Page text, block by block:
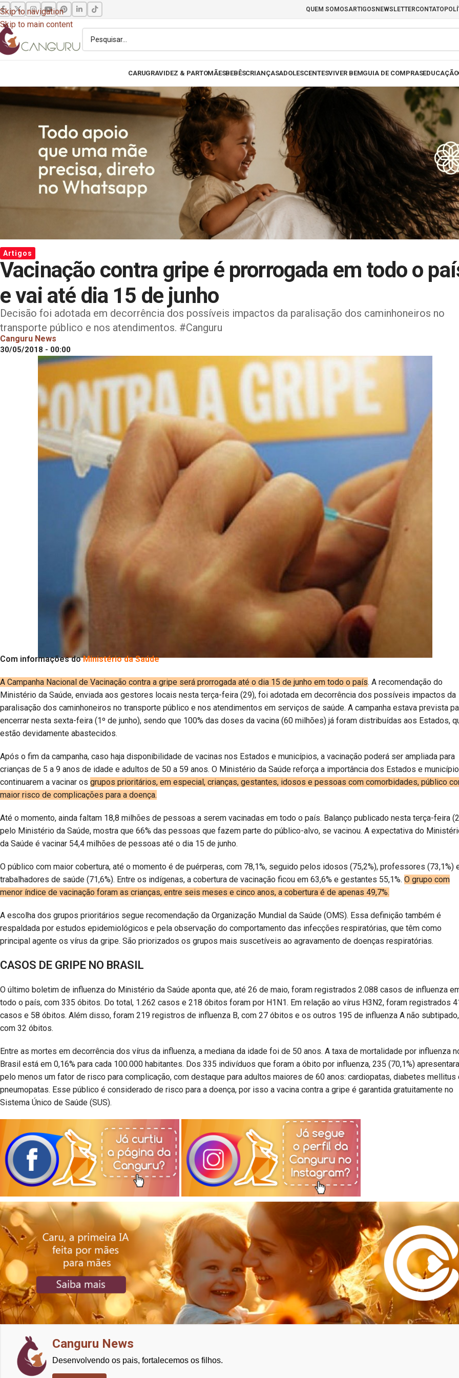
Skip to navigation
Skip to main content
QUEM SOMOSARTIGOS NEWSLETTERCONTATO
CARUGRAVIDEZ & PARTOMÃESBEBÊSCRIANÇASADOLESCENTESVIVER BEMGUIA DE COMPRASEDUCAÇÃO
Artigos
Vacinação contra gripe é prorrogada em todo o
e vai até dia 15 de junho
Decisão foi adotada em decorrência dos possíveis impactos da paralisação dos caminhoneiros no
transporte público e nos atendimentos. #Canguru
Canguru News
30/05/2018 - 00:00
Com informações doMinistério da Saúde
A Campanha Nacional de Vacinação contra a gripe será prorrogada até o dia 15 de junho em todo o país. A recomendação do
Ministério da Saúde, enviada aos gestores locais nesta terça-feira (29), foi adotada em decorrência dos possíveis impactos da
paralisação dos caminhoneiros no transporte público e nos atendimentos em serviços de saúde. A campanha estava prevista
encerrar nesta sexta-feira (1º de junho), sendo que 100% das doses da vacina (60 milhões) já foram distribuídas aos Estados,
estão devidamente abastecidos.
Após o fim da campanha, caso haja disponibilidade de vacinas nos Estados e municípios, a vacinação poderá ser ampliada para
crianças de 5 a 9 anos de idade e adultos de 50 a 59 anos. O Ministério da Saúde reforça a importância dos Estados e
continuarem a vacinar os grupos prioritários, em especial, crianças, gestantes, idosos e pessoas com comorbidades, público
maior risco de complicações para a doença.
Até o momento, ainda faltam 18,8 milhões de pessoas a serem vacinadas em todo o país. Balanço publicado nesta terça-feira
pelo Ministério da Saúde, mostra que 66% das pessoas que fazem parte do público-alvo, se vacinou. A expectativa do
da Saúde é vacinar 54,4 milhões de pessoas até o dia 15 de junho.
O público com maior cobertura, até o momento é de puérperas, com 78,1%, seguido pelos idosos (75,2%), professores (73,1%)
trabalhadores de saúde (71,6%). Entre os indígenas, a cobertura de vacinação ficou em 63,6% e gestantes 55,1%. O grupo com
menor índice de vacinação foram as crianças, entre seis meses e cinco anos, a cobertura é de apenas 49,7%.
A escolha dos grupos prioritários segue recomendação da Organização Mundial da Saúde (OMS). Essa definição também é
respaldada por estudos epidemiológicos e pela observação do comportamento das infecções respiratórias, que têm como
principal agente os vírus da gripe. São priorizados os grupos mais suscetíveis ao agravamento de doenças respiratórias.
CASOS DE GRIPE NO BRASIL
O último boletim de influenza do Ministério da Saúde aponta que, até 26 de maio, foram registrados 2.088 casos de influenza
todo o país, com 335 óbitos. Do total, 1.262 casos e 218 óbitos foram por H1N1. Em relação ao vírus H3N2, foram registrados
casos e 58 óbitos. Além disso, foram 219 registros de influenza B, com 27 óbitos e os outros 195 de influenza A não subtipado,
com 32 óbitos.
Entre as mortes em decorrência dos vírus da influenza, a mediana da idade foi de 50 anos. A taxa de mortalidade por influenza
Brasil está em 0,16% para cada 100.000 habitantes. Dos 335 indivíduos que foram a óbito por influenza, 235 (70,1%)
pelo menos um fator de risco para complicação, com destaque para adultos maiores de 60 anos: cardiopatas, diabetes mellitus
pneumopatas. Esse público é considerado de risco para a doença, por isso a vacina contra a gripe é garantida gratuitamente no
Sistema Único de Saúde (SUS).
Canguru News
Desenvolvendo os pais, fortalecemos os filhos.